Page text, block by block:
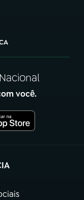
você.
nova aba)